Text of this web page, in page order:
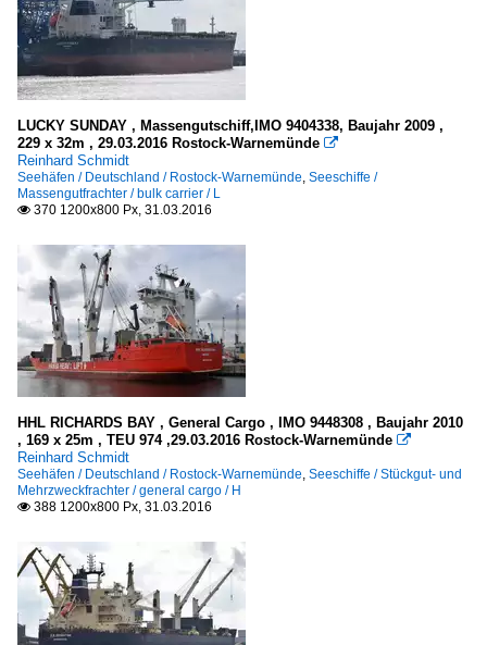
LUCKY SUNDAY , Massengutschiff,IMO 9404338, Baujahr 2009 ,
229 x 32m , 29.03.2016 Rostock-Warnemünde 
Reinhard Schmidt
Seehäfen / Deutschland / Rostock-Warnemünde, Seeschiffe /
Massengutfrachter / bulk carrier / L
 370 1200x800 Px, 31.03.2016
HHL RICHARDS BAY , General Cargo , IMO 9448308 , Baujahr 2010
, 169 x 25m , TEU 974 ,29.03.2016 Rostock-Warnemünde 
Reinhard Schmidt
Seehäfen / Deutschland / Rostock-Warnemünde, Seeschiffe / Stückgut- und
Mehrzweckfrachter / general cargo / H
 388 1200x800 Px, 31.03.2016